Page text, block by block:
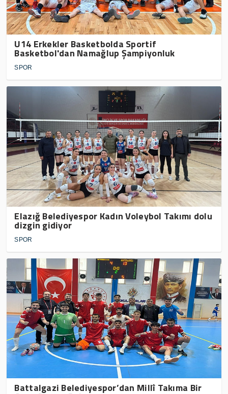
U14 Erkekler Basketbolda Sportif
Basketbol'dan Namağlup Şampiyonluk
SPOR
Elazığ Belediyespor Kadın Voleybol Takımı dolu
dizgin gidiyor
SPOR
Battalgazi Belediyespor’dan Millî Takıma Bir